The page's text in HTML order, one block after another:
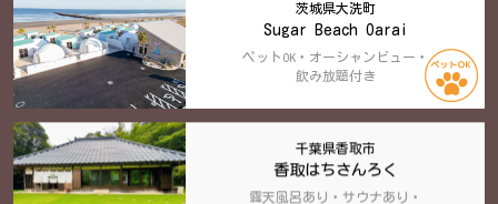
茨城県大洗町
Sugar Beach Oarai
ペットOK・オーシャンビュー・
飲み放題付き
千葉県香取市
香取はちさんろく
露天風呂あり・サウナあり・